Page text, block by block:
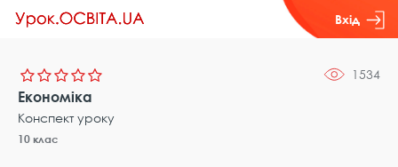
Вхід
1534
Економіка
Конспект уроку
10 клас